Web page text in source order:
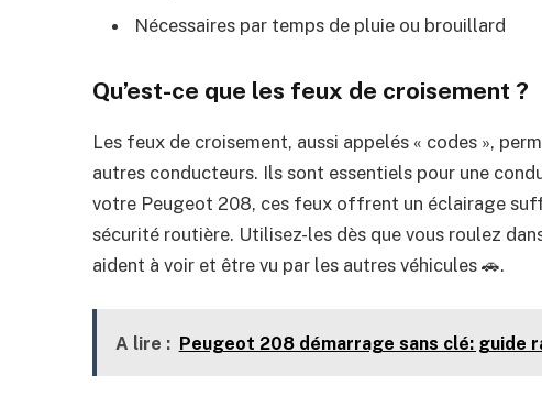
Nécessaires par temps de pluie ou brouillard
Qu’est-ce que les feux de croisement ?
Les feux de croisement, aussi appelés « codes »,
autres conducteurs. Ils sont essentiels pour une
votre Peugeot 208, ces feux offrent un éclairage
sécurité routière. Utilisez-les dès que vous roulez
aident à voir et être vu par les autres véhicules 🚗.
A lire : Peugeot 208 démarrage sans clé: guide